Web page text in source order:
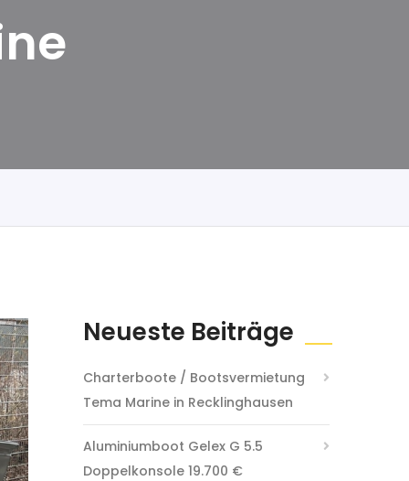
Neueste Beiträge
Charterboote / Bootsvermietung
Tema Marine in Recklinghausen
Aluminiumboot Gelex G 5.5
Doppelkonsole 19.700 €